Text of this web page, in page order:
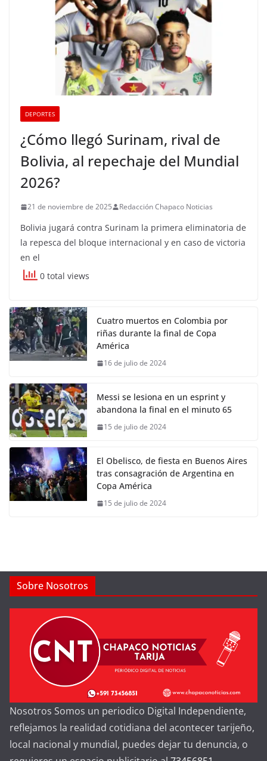
DEPORTES
¿Cómo llegó Surinam, rival de
Bolivia, al repechaje del Mundial
2026?
21 de noviembre de 2025 Redacción Chapaco Noticias
Bolivia jugará contra Surinam la primera eliminatoria de
la repesca del bloque internacional y en caso de victoria
en el
0 total views
Cuatro muertos en Colombia por
riñas durante la final de Copa
América
16 de julio de 2024
Messi se lesiona en un esprint y
abandona la final en el minuto 65
15 de julio de 2024
El Obelisco, de fiesta en Buenos Aires
tras consagración de Argentina en
Copa América
15 de julio de 2024
Sobre Nosotros
Nosotros Somos un periodico Digital Independiente,
reflejamos la realidad cotidiana del acontecer tarijeño,
local nacional y mundial, puedes dejar tu denuncia, o